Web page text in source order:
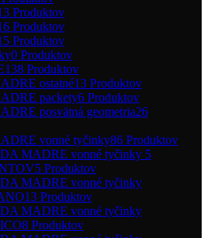
Produktov
Produktov
Produktov
0 Produktov
138 Produktov
ostatné13 Produktov
packety6 Produktov
posvätná geometria26
vonné tyčinky86 Produktov
MADRE vonné tyčinky 5
5 Produktov
MADRE vonné tyčinky
13 Produktov
MADRE vonné tyčinky
8 Produktov